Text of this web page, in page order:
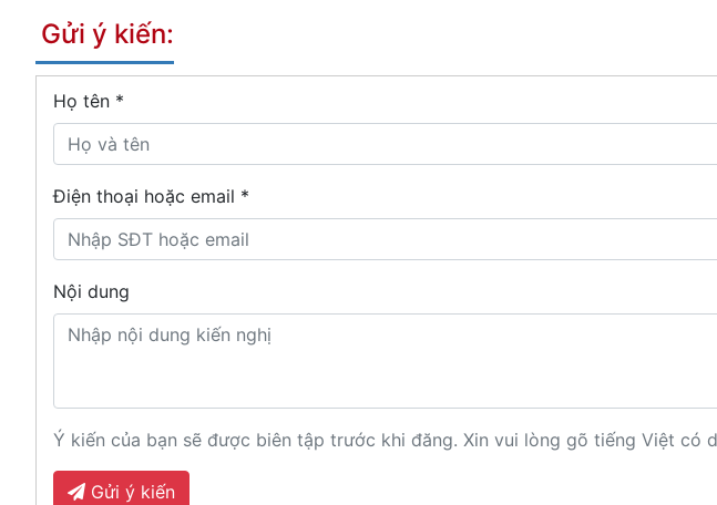
Gửi ý kiến:
Họ tên *
Điện thoại hoặc email *
Nội dung
Ý kiến của bạn sẽ được biên tập trước khi đăng. Xin vui lòng gõ tiếng Việt có
Gửi ý kiến